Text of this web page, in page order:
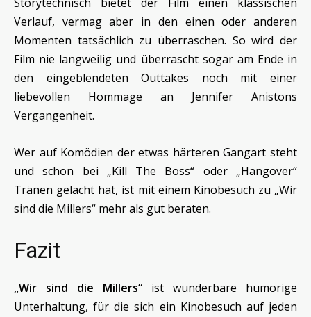
Verlauf, vermag aber in den einen oder anderen
Momenten tatsächlich zu überraschen. So wird der
Film nie langweilig und überrascht sogar am Ende in
den eingeblendeten Outtakes noch mit einer
liebevollen Hommage an Jennifer Anistons
Vergangenheit.
Wer auf Komödien der etwas härteren Gangart steht
und schon bei „Kill The Boss“ oder „Hangover“
Tränen gelacht hat, ist mit einem Kinobesuch zu „Wir
sind die Millers“ mehr als gut beraten.
Fazit
„Wir sind die Millers“ ist wunderbare humorige
Unterhaltung, für die sich ein Kinobesuch auf jeden